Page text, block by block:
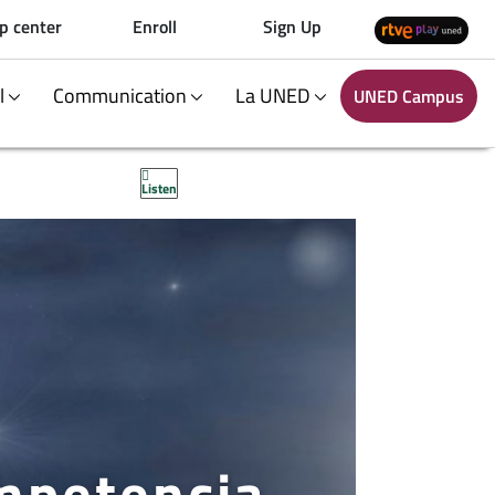
center Enroll Sign Up
Communication La UNED UNED Campus
Listen